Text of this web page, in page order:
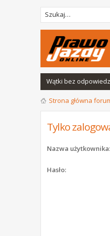
Wątki bez
Strona główna
Tylko
Nazwa użytkownika:
Hasło: